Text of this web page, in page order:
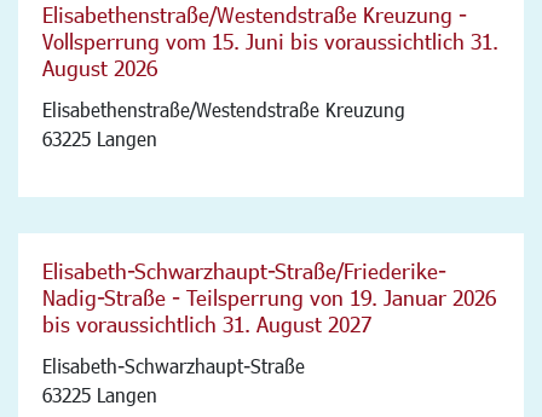
Elisabethenstraße/Westendstraße Kreuzung -
Vollsperrung vom 15. Juni bis voraussichtlich 31.
August 2026
Elisabethenstraße/Westendstraße Kreuzung
63225 Langen
Elisabeth-Schwarzhaupt-Straße/Friederike-
Nadig-Straße - Teilsperrung von 19. Januar 2026
bis voraussichtlich 31. August 2027
Elisabeth-Schwarzhaupt-Straße
63225 Langen